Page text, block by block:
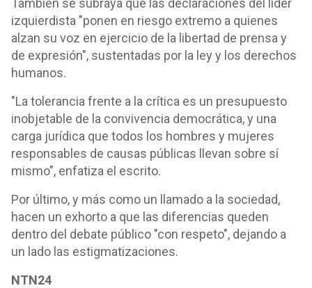
También se subraya que las declaraciones del líder
izquierdista "ponen en riesgo extremo a quienes
alzan su voz en ejercicio de la libertad de prensa y
de expresión", sustentadas por la ley y los derechos
humanos.
"La tolerancia frente a la crítica es un presupuesto
inobjetable de la convivencia democrática, y una
carga jurídica que todos los hombres y mujeres
responsables de causas públicas llevan sobre sí
mismo", enfatiza el escrito.
Por último, y más como un llamado a la sociedad,
hacen un exhorto a que las diferencias queden
dentro del debate público "con respeto", dejando a
un lado las estigmatizaciones.
NTN24